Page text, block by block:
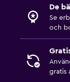
De
Se
och
gratis